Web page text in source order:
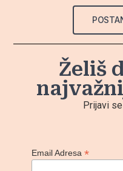
Želiš
Prijavi
Email Adresa*